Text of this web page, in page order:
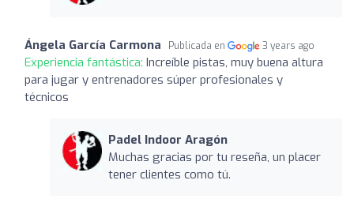
Ángela García Carmona Publicada en 3 years ago
Experiencia fantástica: Increíble pistas, muy buena altura
para jugar y entrenadores súper profesionales y
técnicos
Padel Indoor Aragón
Muchas gracias por tu reseña, un placer
tener clientes como tú.